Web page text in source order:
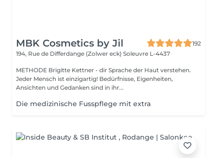
MBK Cosmetics by Jil
192
194, Rue de Differdange (Zolwer eck) Soleuvre L-4437
METHODE Brigitte Kettner - dir Sprache der Haut verstehen.
Jeder Mensch ist einzigartig! Bedürfnisse, Eigenheiten,
Ansichten und Gedanken sind in ihr...
Die medizinische Fusspflege mit extra